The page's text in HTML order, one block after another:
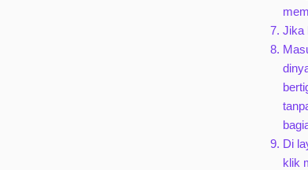
Jika
Di
klik